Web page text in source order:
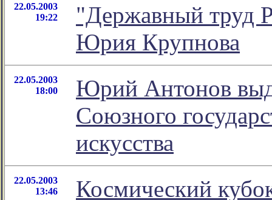
22.05.2003
19:22
"Державный труд
Юрия Крупнова
22.05.2003
18:00
Юрий Антонов
Союзного
искусства
22.05.2003
13:46
Космический